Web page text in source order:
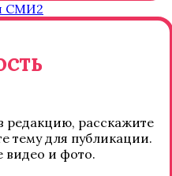
СМИ2
редакцию, расскажите
тему для публикации.
видео и фото.